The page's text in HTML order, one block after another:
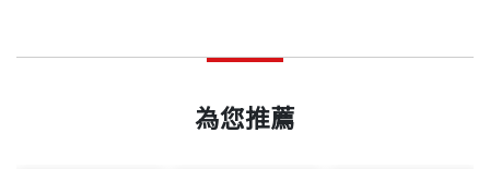
讓我更深刻看見自己的人生方向與潛能。」
劃的行銷活動不僅被推特（Twitter）、YouTube和Go
ogle選為研討案例，也被刊登在廣告人必讀的《AdA
ge》、《紐約時報》和《高速企業》。
為您推薦